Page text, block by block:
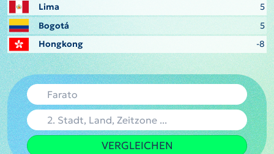
Lima
5
Bogotá
5
Hongkong
-8
VERGLEICHEN